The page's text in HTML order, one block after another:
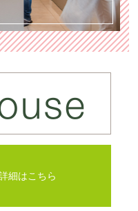
細はこちら